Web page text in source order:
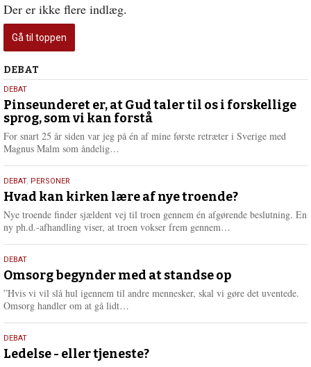
Der er ikke flere indlæg.
Gå til toppen
Debat
DEBAT
5.
august
2026
DEBAT
Pinseunderet er, at Gud taler til os i forskellige
sprog, som vi kan forstå
For snart 25 år siden var jeg på én af mine første retræter i Sverige med
Magnus Malm som åndelig…
e
r
e
25.
juli
2026
DEBAT, PERSONER
Hvad kan kirken lære af nye troende?
Nye troende finder sjældent vej til troen gennem én afgørende beslutning. En
ny ph.d.-afhandling viser, at troen vokser frem gennem…
e
r
e
9.
juli
2026
DEBAT
Omsorg begynder med at standse op
”Hvis vi vil slå hul igennem til andre mennesker, skal vi gøre det uventede.
Omsorg handler om at gå lidt…
e
10.
juni
DEBAT
Ledelse - eller tjeneste?